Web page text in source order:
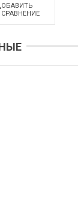
СРАВНЕНИЕ